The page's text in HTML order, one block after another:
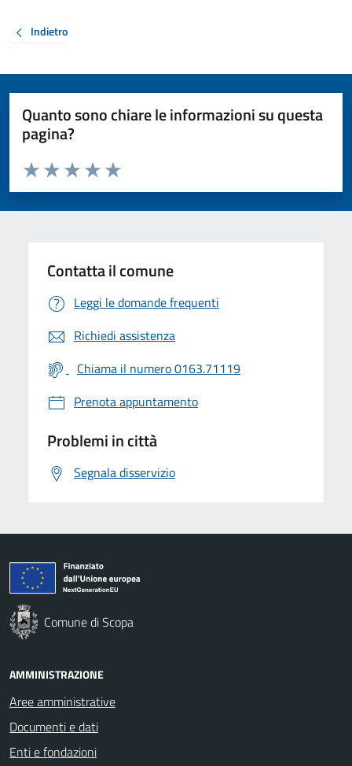
Indietro
Quanto sono chiare le informazioni su questa
pagina?
Valuta da 1 a 5 stelle la pagina
Valuta 5 stelle su 5
Valuta 4 stelle su 5
Valuta 3 stelle su 5
Valuta 2 stelle su 5
Valuta 1 stelle su 5
Contatta il comune
Leggi le domande frequenti
Richiedi assistenza
Chiama il numero 0163.71119
Prenota appuntamento
Problemi in città
Segnala disservizio
Comune di Scopa
AMMINISTRAZIONE
Aree amministrative
Documenti e dati
Enti e fondazioni